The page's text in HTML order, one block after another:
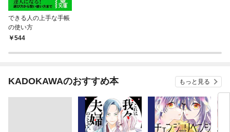
できる人の上手な手帳
の使い方
544
KADOKAWAのおすすめ本 もっと見る